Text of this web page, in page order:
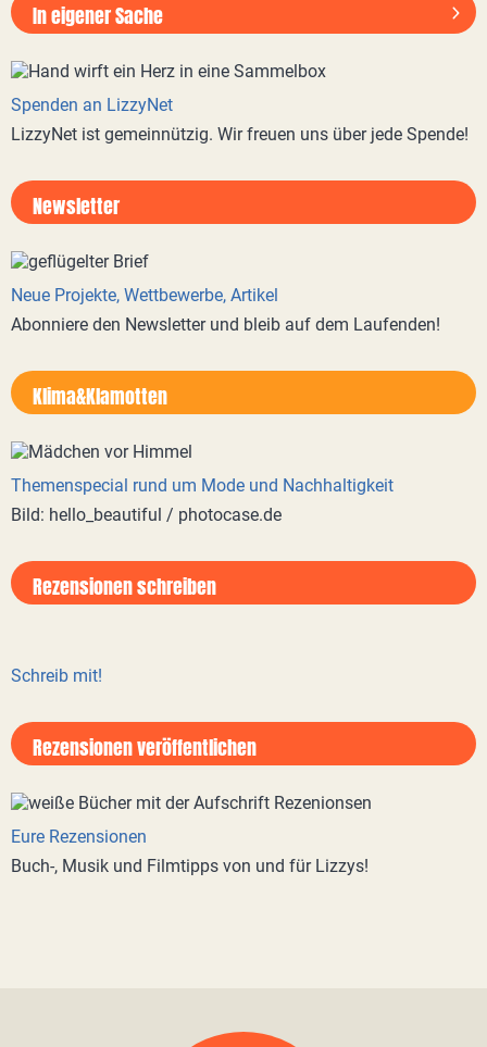
In eigener Sache
Spenden an LizzyNet
LizzyNet ist gemeinnützig. Wir freuen uns über jede Spende!
Newsletter
Neue Projekte, Wettbewerbe, Artikel
Abonniere den Newsletter und bleib auf dem Laufenden!
Klima&Klamotten
Themenspecial rund um Mode und Nachhaltigkeit
Bild: hello_beautiful / photocase.de
Rezensionen schreiben
Schreib mit!
Rezensionen veröffentlichen
Eure Rezensionen
Buch-, Musik und Filmtipps von und für Lizzys!